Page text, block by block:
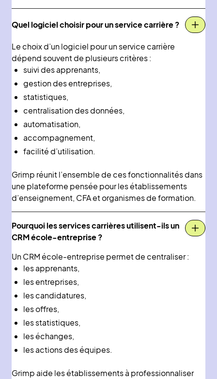
Quel logiciel choisir pour un service carrière ?
Le choix d’un logiciel pour un service carrière
dépend souvent de plusieurs critères :
suivi des apprenants,
gestion des entreprises,
statistiques,
centralisation des données,
automatisation,
accompagnement,
facilité d’utilisation.
Grimp réunit l’ensemble de ces fonctionnalités dans
une plateforme pensée pour les établissements
d’enseignement, CFA et organismes de formation.
Pourquoi les services carrières utilisent-ils un
CRM école-entreprise ?
Un CRM école-entreprise permet de centraliser :
les apprenants,
les entreprises,
les candidatures,
les offres,
les statistiques,
les échanges,
les actions des équipes.
Grimp aide les établissements à professionnaliser